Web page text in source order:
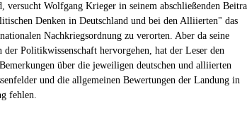
versucht Wolfgang Krieger in seinem abschließenden
Denken in Deutschland und bei den Alliierten" das
Nachkriegsordnung zu verorten. Aber da seine
der Politikwissenschaft hervorgehen, hat der Leser den
über die jeweiligen deutschen und alliierten
und die allgemeinen Bewertungen der Landung in
fehlen.